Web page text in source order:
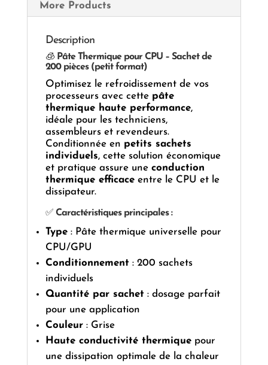
More Products
Description
🧊 Pâte Thermique pour CPU – Sachet de
200 pièces (petit format)
Optimisez le refroidissement de vos
processeurs avec cette pâte
thermique haute performance,
idéale pour les techniciens,
assembleurs et revendeurs.
Conditionnée en petits sachets
individuels, cette solution économique
et pratique assure une conduction
thermique efficaceentre le CPU et le
dissipateur.
✅ Caractéristiques principales :
Type: Pâte thermique universelle pour
CPU/GPU
Conditionnement: 200 sachets
individuels
Quantité par sachet: dosage parfait
pour une application
Couleur: Grise
Haute conductivité thermiquepour
une dissipation optimale de la chaleur